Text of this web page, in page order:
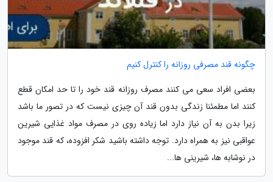
چگونه قند مصرفی روزانه را کنترل کنیم
بعضی افراد سعی می کنند مصرف روزانه قند خود را تا حد امکان قطع
کنند اما مطمئنا زندگی بدون قند آن چیزی نیست که در تصور ما باشد
زیرا بدن به آن نیاز دارد اما زیاده روی در مصرف مواد غذایی شیرین
عواقبی نیز به همراه دارد. توجه داشته باشید شکر افزوده، که قند موجود
در نوشابه ها، شیرینی ها...